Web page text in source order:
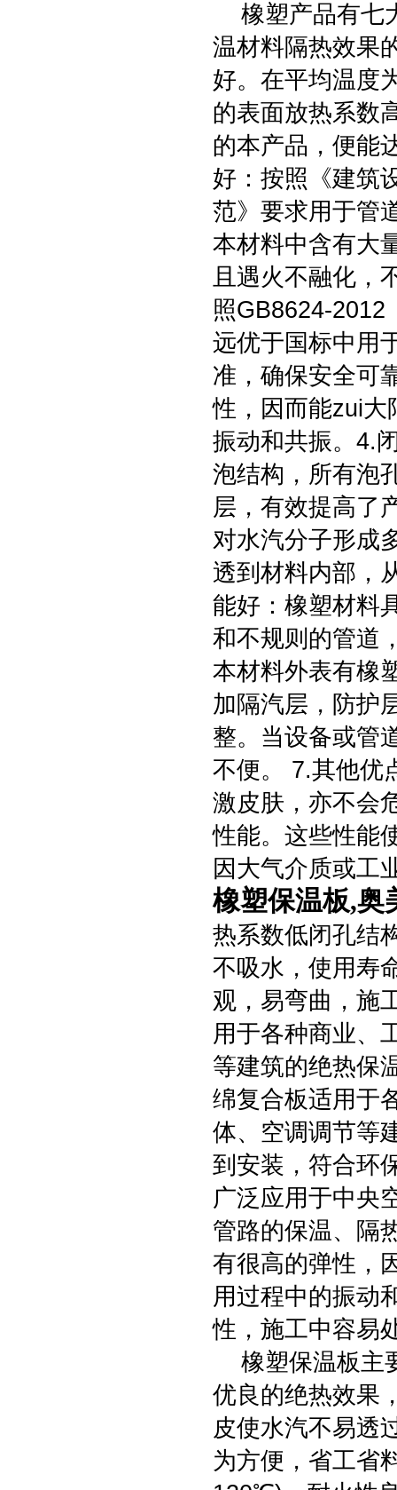
橡塑产品有七
温材料隔热效果
好。在平均温度
的表面放热系数
的本产品，便能
好：按照《建筑
范》要求用于管
本材料中含有大
且遇火不融化，
照GB8624-2012
远优于国标中用
准，确保安全可
性，因而能zui大
振动和共振。4.
泡结构，所有泡
层，有效提高了
对水汽分子形成
透到材料内部，
能好：橡塑材料
和不规则的管道
本材料外表有橡
加隔汽层，防护
整。当设备或管
不便。 7.其他优
激皮肤，亦不会
性能。这些性能
因大气介质或工
橡塑保温板,奥
热系数低闭孔结
不吸水，使用寿
观，易弯曲，施
用于各种商业、
等建筑的绝热保
绵复合板适用于
体、空调调节等
到安装，符合环
广泛应用于中央
管路的保温、隔
有很高的弹性，
用过程中的振动
性，施工中容易
橡塑保温板主
优良的绝热效果
皮使水汽不易透
为方便，省工省